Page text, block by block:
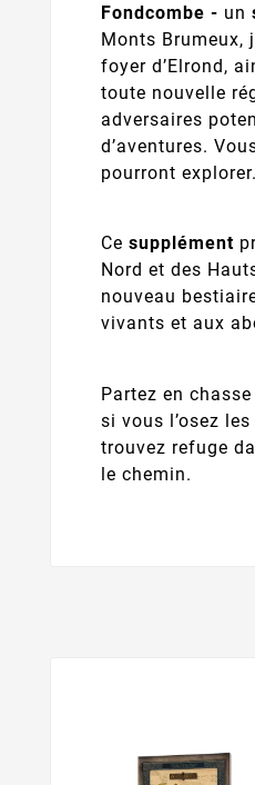
Fondcombe - un
Monts Brumeux,
foyer d’Elrond,
toute nouvelle
adversaires
d’aventures.
pourront explorer.
Ce supplément
Nord et des
nouveau
vivants et aux
Partez en
si vous l’osez
trouvez refuge
le chemin.